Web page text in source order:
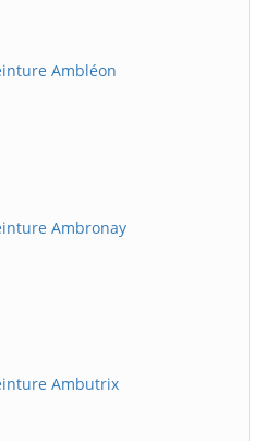
Ambléon
Ambronay
Ambutrix